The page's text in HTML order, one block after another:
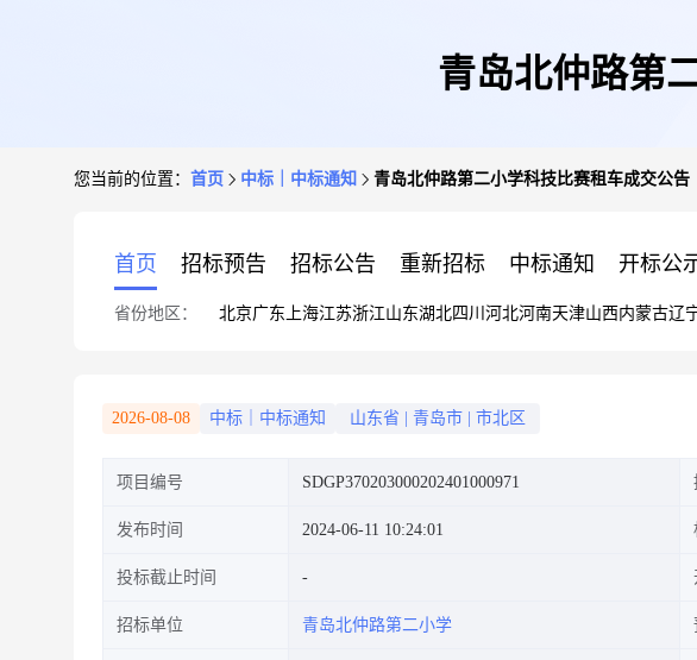
青岛北仲路第
您当前的位置： 首页 中标｜中标通知 青岛北仲路第二小学科技比赛租车成交公告
首页 招标预告 招标公告 重新招标 中标通知 开标公
省份地区： 北京广东 上海江苏浙江山东湖北四川 河北河南天津山西内蒙古辽
2026-08-08 中标｜中标通知 山东省 青岛市 市北区
项目编号 SDGP370203000202401000971
发布时间 2024-06-11 10:24:01
投标截止时间
招标单位 青岛北仲路第二小学